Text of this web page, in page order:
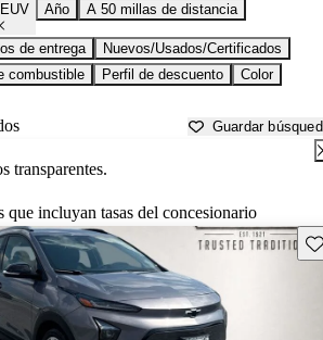
Año A 50 millas de distancia
de entrega
Nuevos/Usados/Certificados
combustible Perfil de descuento
Color
Guardar
transparentes.
que incluyan tasas del concesionario